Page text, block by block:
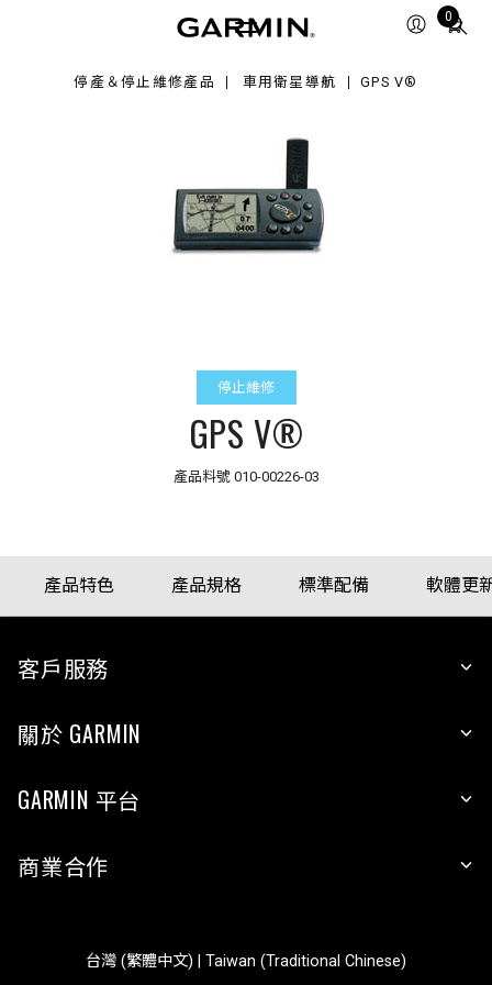
0
Total
停產＆停止維修產品 車用衛星導航 GPS V®
停止維修
GPS V®
產品料號 010-00226-03
產品特色 產品規格 標準配備 軟體更
客戶服務
關於 GARMIN
GARMIN 平台
商業合作
台灣 (繁體中文) | Taiwan (Traditional Chinese)